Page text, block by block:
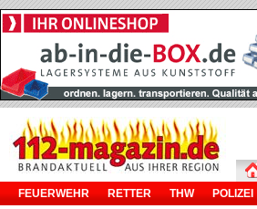
FEUERWEHR RETTER THW POLIZEI